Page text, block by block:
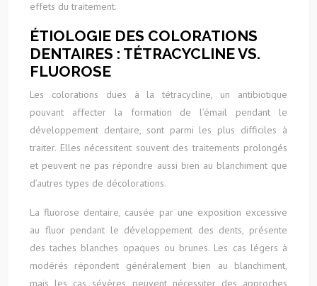
effets du traitement.
ÉTIOLOGIE DES COLORATIONS
DENTAIRES : TÉTRACYCLINE VS.
FLUOROSE
Les colorations dues à la tétracycline, un antibiotique
pouvant affecter la formation de l’émail pendant le
développement dentaire, sont parmi les plus difficiles à
traiter. Elles nécessitent souvent des traitements prolongés
et peuvent ne pas répondre aussi bien au blanchiment que
d’autres types de décolorations.
La fluorose dentaire, causée par une exposition excessive
au fluor pendant le développement des dents, présente
des taches blanches opaques ou brunes. Les cas légers à
modérés répondent généralement bien au blanchiment,
mais les cas sévères peuvent nécessiter des approches